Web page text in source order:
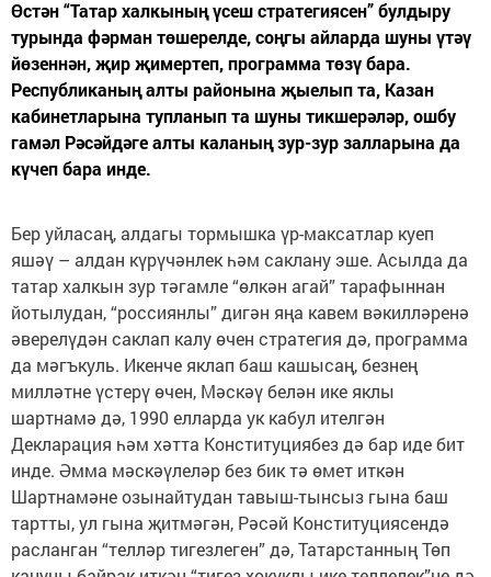
Өстән “Татар халкының үсеш стратегиясен” булдыру
турында фәрман төшерелде, соңгы айларда шуны үтәү
йөзеннән, җир җимертеп, программа төзү бара.
Республиканың алты районына җыелып та, Казан
кабинетларына тупланып та шуны тикшерәләр, ошбу
гамәл Рәсәйдәге алты каланың зур-зур залларына да
күчеп бара инде.
Бер уйласаң, алдагы тормышка үр-максатлар куеп
яшәү – алдан күрүчәнлек һәм саклану эше. Асылда да
татар халкын зур тәгамле “өлкән агай” тарафыннан
йотылудан, “россиянлы” дигән яңа кавем вәкилләренә
әверелүдән саклап калу өчен стратегия дә, программа
да мәгъ­куль. Икенче яклап баш кашысаң, безнең
милләтне үстерү өчен, Мәскәү белән ике яклы
шартнамә дә, 1990 елларда ук кабул ителгән
Декларация һәм хәтта Конституциябез дә бар иде бит
инде. Әмма мәскәүлеләр без бик тә өмет иткән
Шартнамәне озынайтудан тавыш-тынсыз гына баш
тартты, ул гына җитмәгән, Рәсәй Конституциясендә
расланган “телләр тигезлеген” дә, Татарстанның Төп